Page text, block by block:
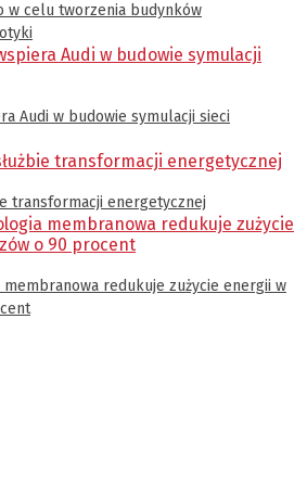
w celu tworzenia budynków
Audi w budowie symulacji sieci
transformacji energetycznej
redukuje zużycie energii w